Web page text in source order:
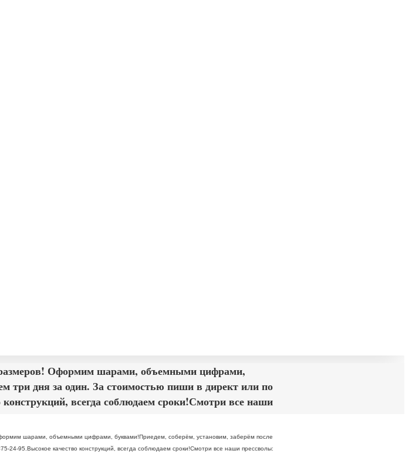
размеров! Оформим шарами, объемными цифрами,
три дня за один. За стоимостью пиши в директ или по
всегда соблюдаем сроки!Смотри все наши
шарами, объемными цифрами, буквами!Приедем, соберём, установим, заберём после
95.Высокое качество конструкций, всегда соблюдаем сроки!Смотри все наши прессволы: